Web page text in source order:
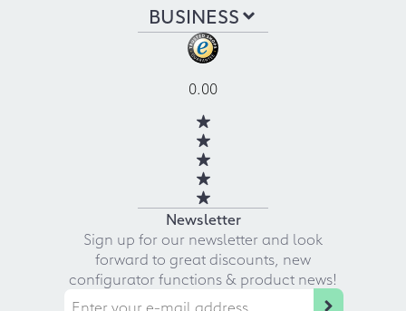
BUSINESS
0.00
Newsletter
Sign up for our newsletter and look
forward to great discounts, new
configurator functions & product news!